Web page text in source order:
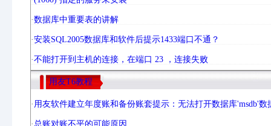
·数据库中重要表的讲解
·安装SQL2005数据库和软件后提示1433端口不通？
·不能打开到主机的连接，在端口 23 ，连接失败
用友T6教程
· 用友软件建立年度账和备份账套提示：无法打开数据库'msdb'数
·总账对账不平的可能原因